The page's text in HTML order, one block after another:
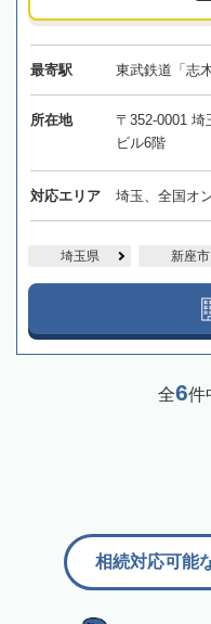
最寄駅 東武鉄道「志
所在地
〒352-0001
ビル6階
対応エリア 埼玉、全国オ
埼玉県 新座市
全6件
相続対応可能